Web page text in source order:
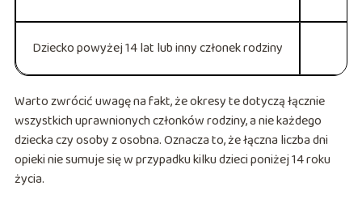
Dziecko powyżej 14 lat lub inny członek rodziny
Warto zwrócić uwagę na fakt, że okresy te dotyczą łącznie
wszystkich uprawnionych członków rodziny, a nie każdego
dziecka czy osoby z osobna. Oznacza to, że łączna liczba dni
opieki nie sumuje się w przypadku kilku dzieci poniżej 14 roku
życia.